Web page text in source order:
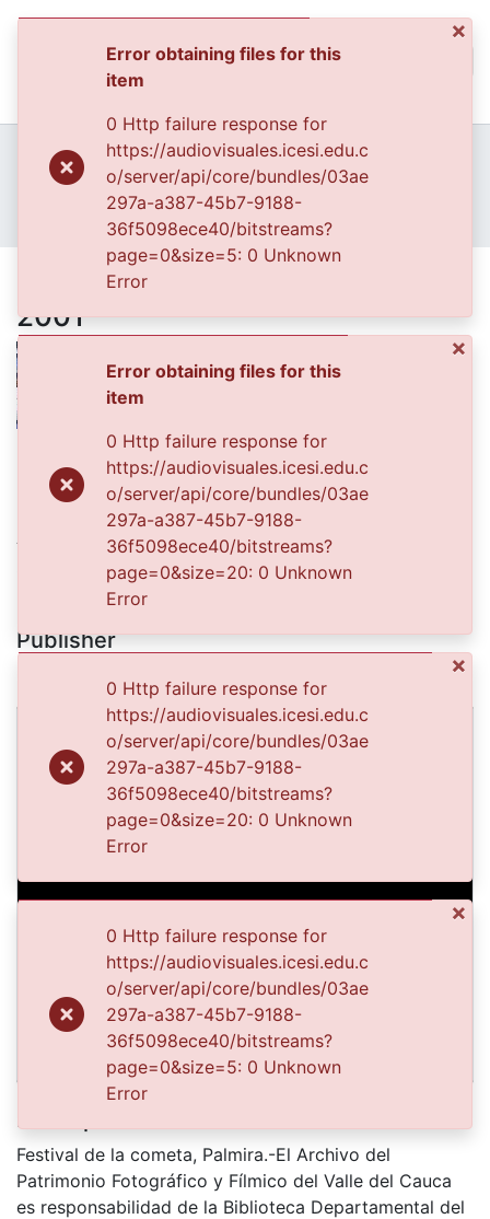
All of DSpace
Statistics
Home
Archivo del Patrimonio Fotográfico y Fílmico del Valle del Cauca
Fondo Fotográfico Diario Occidente
Regionales
FFDO - Palmira - Patrimonial
Festival de la cometa, Palmira-2001
Festival de la cometa, Palmira-
2001
2001
Authors
Occidente, Diario
Publisher
Images & Videos
Slide 1 of 1
FDO06805.jpg
Previous
Description
Festival de la cometa, Palmira.-El Archivo del
Patrimonio Fotográfico y Fílmico del Valle del Cauca
es responsabilidad de la Biblioteca Departamental del
×
Error obtaining files for this
item
0 Http failure response for
https://audiovisuales.icesi.edu.c
o/server/api/core/bundles/03ae
297a-a387-45b7-9188-
36f5098ece40/bitstreams?
page=0&size=5: 0 Unknown
Error
×
Error obtaining files for this
item
0 Http failure response for
https://audiovisuales.icesi.edu.c
o/server/api/core/bundles/03ae
297a-a387-45b7-9188-
36f5098ece40/bitstreams?
page=0&size=20: 0 Unknown
Error
×
0 Http failure response for
https://audiovisuales.icesi.edu.c
o/server/api/core/bundles/03ae
297a-a387-45b7-9188-
36f5098ece40/bitstreams?
page=0&size=20: 0 Unknown
Error
×
0 Http failure response for
https://audiovisuales.icesi.edu.c
o/server/api/core/bundles/03ae
297a-a387-45b7-9188-
36f5098ece40/bitstreams?
page=0&size=5: 0 Unknown
Error